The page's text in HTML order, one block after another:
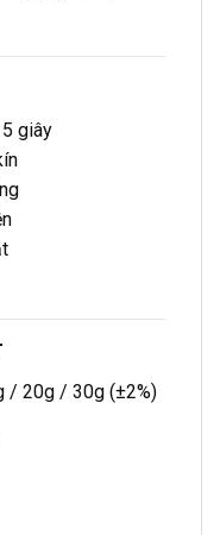
giây
/ 20g / 30g (±2%)